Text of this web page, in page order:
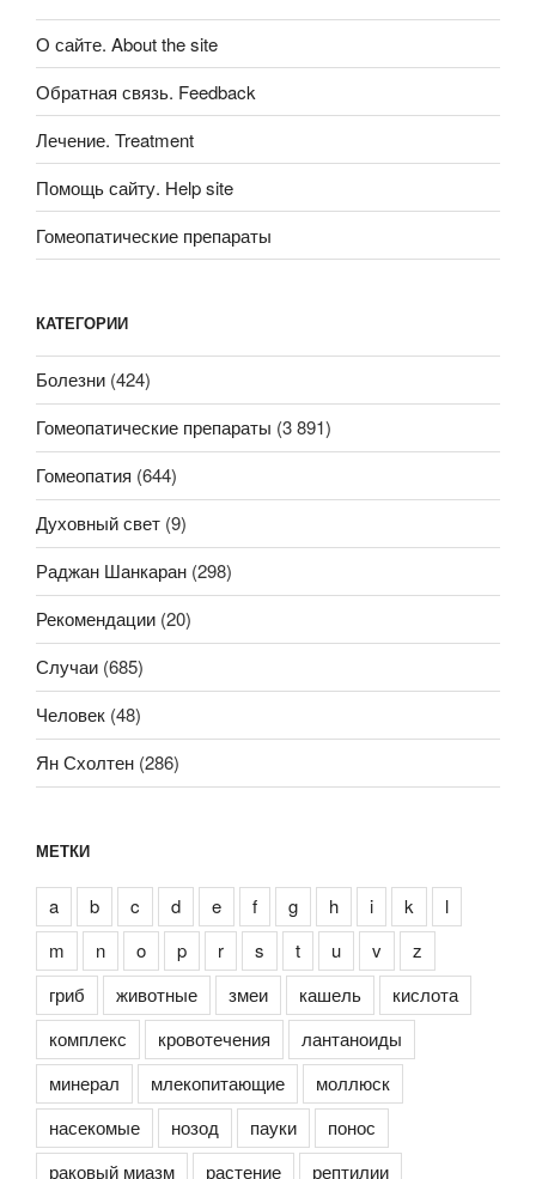
О сайте. About the site
Обратная связь. Feedback
Лечение. Treatment
Помощь сайту. Help site
Гомеопатические препараты
КАТЕГОРИИ
Болезни (424)
Гомеопатические препараты (3 891)
Гомеопатия (644)
Духовный свет (9)
Раджан Шанкаран (298)
Рекомендации (20)
Случаи (685)
Человек (48)
Ян Схолтен (286)
МЕТКИ
a b c d e f g h i k
l
m
n o p r s t u v
z
гриб
животные змеи кашель
кислота
комплекс
кровотечения
лантаноиды
минерал
млекопитающие
моллюск
насекомые
нозод пауки
понос
раковый миазм
растение рептилии